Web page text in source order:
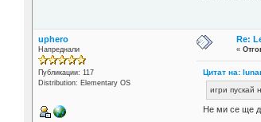
uphero
Напреднали
Публикации: 117
Distribution: Elementary OS
Re:
«
Цитат на:
игри пускай
Не ми се ще